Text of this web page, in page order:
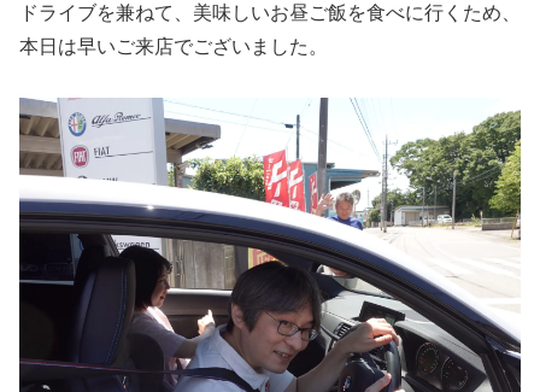
ドライブを兼ねて、美味しいお昼ご飯を食べに行くため、
本日は早いご来店でございました。